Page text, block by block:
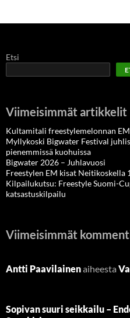
Etsi
Viimeisimmät artikkelit
Kultamitali freestylemelonnan
Myllykoski Bigwater Festival
pienemmissä kuohuissa
Bigwater 2026 – Juhlavuosi
Freestylen EM kisat Neitikoskella
Kilpailukutsu: Freestyle Suomi-
katsastuskilpailu
Viimeisimmät
Antti Paavilainenaiheesta
Sopivan suuri seikkailu –